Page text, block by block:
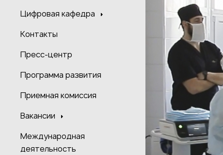
Цифровая кафедра
Контакты
Пресс-центр
Программа развития
Приемная комиссия
Вакансии
Международная
деятельность